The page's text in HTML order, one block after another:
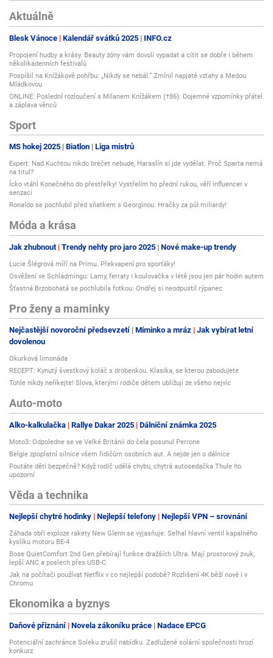
Aktuálně
Blesk Vánoce Kalendář svátků 2025 INFO.cz
Propojení hudby a krásy. Beauty zóny vám dovolí vypadat a cítit se dobře i během
několikadenních festivalů
Pospíšil na Knížákově pohřbu: „Nikdy se nebál.“ Zmínil napjaté vztahy s Medou
Mládkovou
ONLINE: Poslední rozloučení s Milanem Knížákem (†86): Dojemné vzpomínky přátel
a záplava věnců
Sport
MS hokej 2025 Biatlon Liga mistrů
Expert: Nad Kuchtou nikdo brečet nebude, Haraslín si jde vydělat. Proč Sparta nemá
na titul?
Ícko vtáhl Konečného do přestřelky! Vystřelím ho přední rukou, věří influencer v
senzaci
Ronaldo se pochlubil před sňatkem s Georginou: Hračky za půl miliardy!
Móda a krása
Jak zhubnout Trendy nehty pro jaro 2025 Nové make-up trendy
Lucie Šlégrová míří na Primu. Překvapení pro sporťáky!
Osvěžení ve Schladmingu: Lamy, ferraty i koulovačka v létě jsou jen pár hodin autem
Šťastná Brzobohatá se pochlubila fotkou: Ondřej si neodpustil rýpanec
Pro ženy a maminky
Nejčastější novoroční předsevzetí Miminko a mráz Jak vybírat letní
dovolenou
Okurková limonáda
RECEPT: Kynutý švestkový koláč s drobenkou. Klasika, se kterou zabodujete
Tohle nikdy neříkejte! Slova, kterými rodiče dětem ubližují ze všeho nejvíc
Auto-moto
Alko-kalkulačka Rallye Dakar 2025 Dálniční známka 2025
Moto3: Odpoledne se ve Velké Británii do čela posunul Perrone
Belgie zpoplatní silnice všem řidičům osobních aut. A nejde jen o dálnice
Poutáte děti bezpečně? Když rodič udělá chybu, chytrá autosedačka Thule ho
upozorní
Věda a technika
Nejlepší chytré hodinky Nejlepší telefony Nejlepší VPN – srovnání
Záhada obří exploze rakety New Glenn se vyjasňuje. Selhal hlavní ventil kapalného
kyslíku motoru BE-4
Bose QuietComfort 2nd Gen přebírají funkce dražších Ultra. Mají prostorový zvuk,
lepší ANC a poslech přes USB-C
Jak na počítači používat Netflix v co nejlepší podobě? Rozlišení 4K běží nově i v
Chromu
Ekonomika a byznys
Daňové přiznání Novela zákoníku práce Nadace EPCG
Potenciální zachránce Soleku zrušil nabídku. Zadlužené solární společnosti hrozí
konkurz